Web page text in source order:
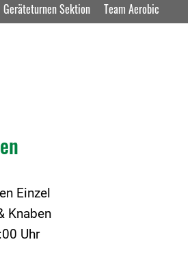
Geräteturnen Sektion Team Aerobic
Einzel
Knaben
Uhr